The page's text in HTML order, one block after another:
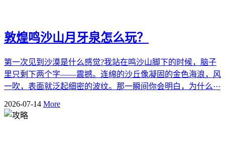
敦煌鸣沙山月牙泉怎么玩？
第一次见到沙漠是什么感觉?我站在鸣沙山脚下的时候，脑子
里只剩下两个字——震撼。连绵的沙丘像凝固的金色海浪，风
一吹，表面就泛起细密的波纹。那一瞬间你会明白，为什么···
2026-07-14 More